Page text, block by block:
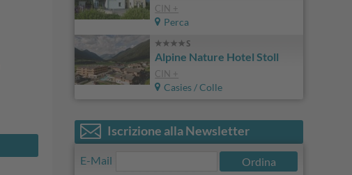
CIN +
Perca
Alpine Nature Hotel Stoll
CIN +
Casies / Colle
Iscrizione alla Newsletter
E-Mail